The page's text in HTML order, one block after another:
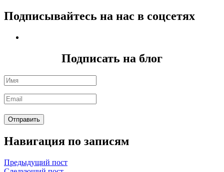
Подписывайтесь на нас в соцсетях
Подписать на блог
Навигация по записям
Предыдущий пост